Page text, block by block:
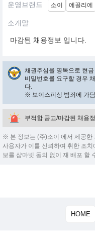
운영브랜드 소이 에꼴리에
소개말
마감된 채용정보 입니다.
채권추심을 명목으로 현
비밀번호를 요구할 경우
다.
※ 보이스피싱 범죄에 가
부적합 공고/마감된 채용
※ 본 정보는 (주)소이 에서 제공한
사용자가 이를 신뢰하여 취한 조
보를 샵마넷 동의 없이 재 배포 할
HOME